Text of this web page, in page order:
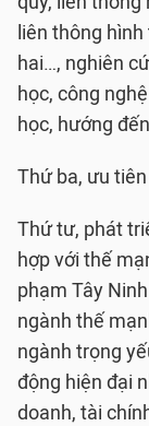
liên thông
hai…, nghiên
học, công
học, hướng
Thứ ba, ưu tiên
Thứ tư, phát
hợp với thế
phạm Tây
ngành thế
ngành trọng
động hiện đại
doanh, tài